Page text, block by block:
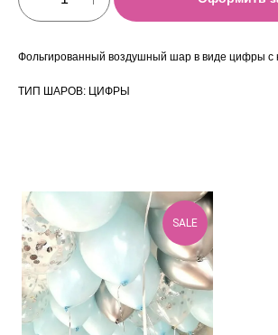
Фольгированный воздушный шар в виде цифры с
ТИП ШАРОВ: ЦИФРЫ
SALE